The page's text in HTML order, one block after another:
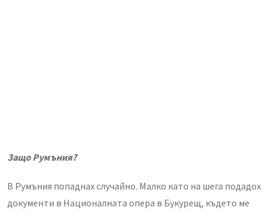
Защо Румъния?
В Румъния попаднах случайно. Малко като на шега подадох
документи в Националната опера в Букурещ, където ме